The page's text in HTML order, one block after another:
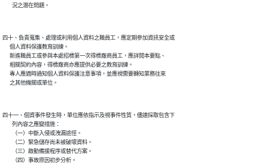
四十、負責蒐集、處理或利用個人資料之職員工，應定期參加資訊安全或
      個人資料保護教育訓練。
      新進職員工或參與本處招標第一次得標廠商員工，應詳閱本要點、
      相關契約內容，得標廠商亦應提供必要之教育訓練。
      專人應適時通知個人資料保護注意事項，並應視需要轉知業務往來
四十一、個資事件發生時，單位應依指示及視事件性質，儘速採取包含下
        列內容之應變措施：
        （一）中斷入侵或洩漏途徑。
        （二）緊急儲存尚未被破壞資料。
        （三）啟動備援程序或替代方案。
        （四）事故原因初步分析。